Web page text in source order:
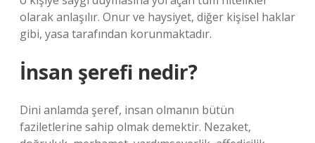
olarak anlaşılır. Onur ve haysiyet, diğer kişisel haklar
gibi, yasa tarafından korunmaktadır.
İnsan şerefi nedir?
Dini anlamda şeref, insan olmanın bütün
faziletlerine sahip olmak demektir. Nezaket,